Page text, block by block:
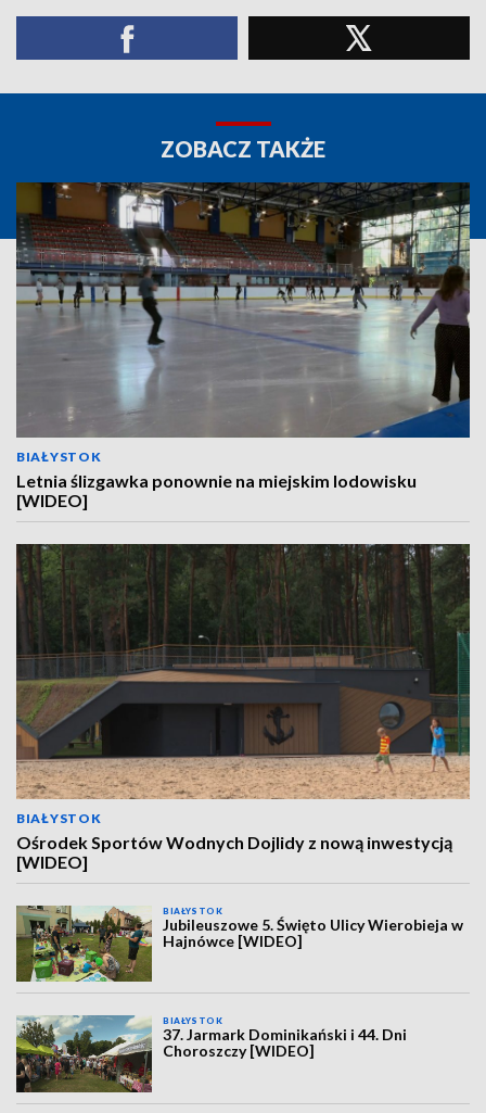
ZOBACZ TAKŻE
BIAŁYSTOK
Letnia ślizgawka ponownie na miejskim lodowisku
[WIDEO]
BIAŁYSTOK
Ośrodek Sportów Wodnych Dojlidy z nową inwestycją
[WIDEO]
BIAŁYSTOK
Jubileuszowe 5. Święto Ulicy Wierobieja w
Hajnówce [WIDEO]
BIAŁYSTOK
37. Jarmark Dominikański i 44. Dni
Choroszczy [WIDEO]